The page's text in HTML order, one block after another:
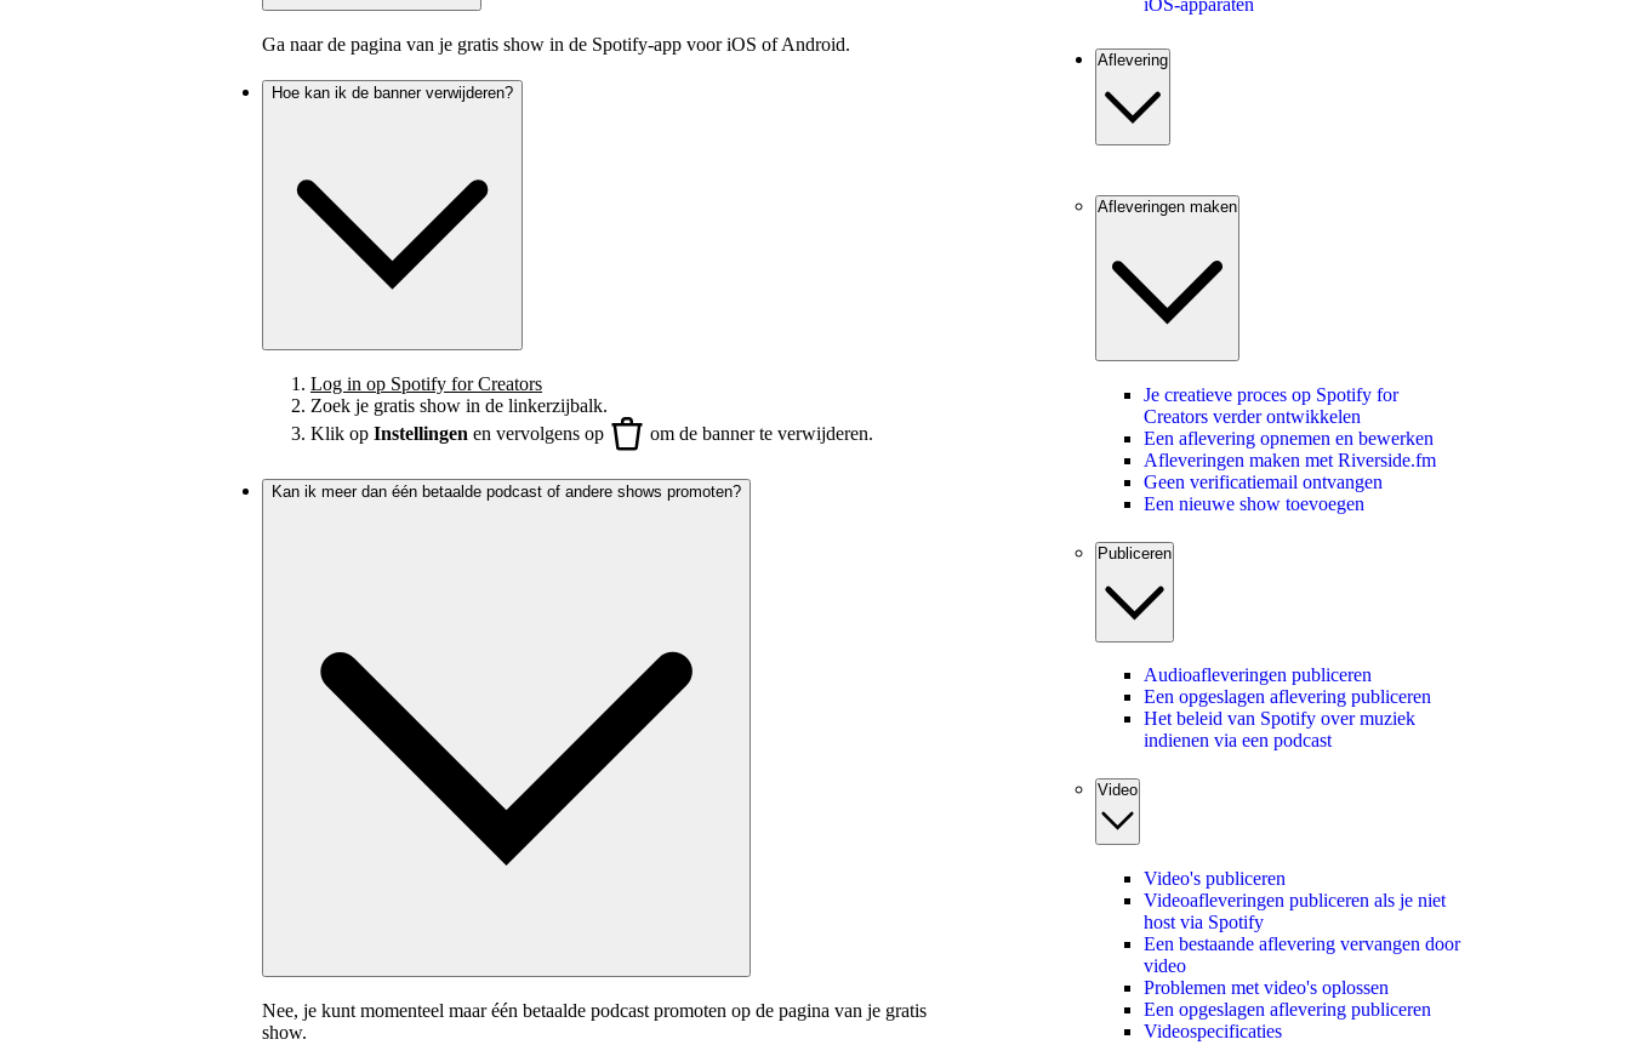
Ga naar de pagina van je gratis show in de Spotify-app voor iOS of Android.
Hoe kan ik de banner verwijderen?
Log in op Spotify for Creators
Zoek je gratis show in de linkerzijbalk.
Klik op Instellingen en vervolgens op om de banner te verwijderen.
Kan ik meer dan één betaalde podcast of andere shows promoten?
Nee, je kunt momenteel maar één betaalde podcast promoten op de pagina van je gratis
show.
Aflevering
Afleveringen maken
Je creatieve proces op Spotify for
Creators verder ontwikkelen
Een aflevering opnemen en bewerken
Afleveringen maken met Riverside.fm
Geen verificatiemail ontvangen
Een nieuwe show toevoegen
Publiceren
Audioafleveringen publiceren
Een opgeslagen aflevering publiceren
Het beleid van Spotify over muziek
indienen via een podcast
Video
Video's publiceren
Videoafleveringen publiceren als je niet
host via Spotify
Een bestaande aflevering vervangen door
video
Problemen met video's oplossen
Een opgeslagen aflevering publiceren
Videospecificaties